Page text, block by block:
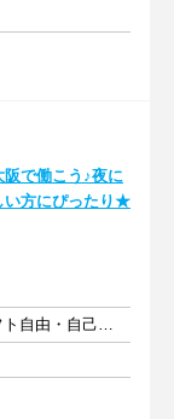
阪で働こう♪夜に
い方にぴったり★
週2日以上 1日6時間以上 シフト自由・自己申告